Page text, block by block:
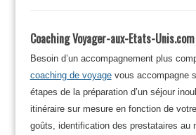
Coaching Voyager-aux-Etats-Unis.com
Besoin d’un accompagnement plus
coaching de voyagevous accompagne
étapes de la préparation d’un séjour
itinéraire sur mesure en fonction de
goûts, identification des prestataires au